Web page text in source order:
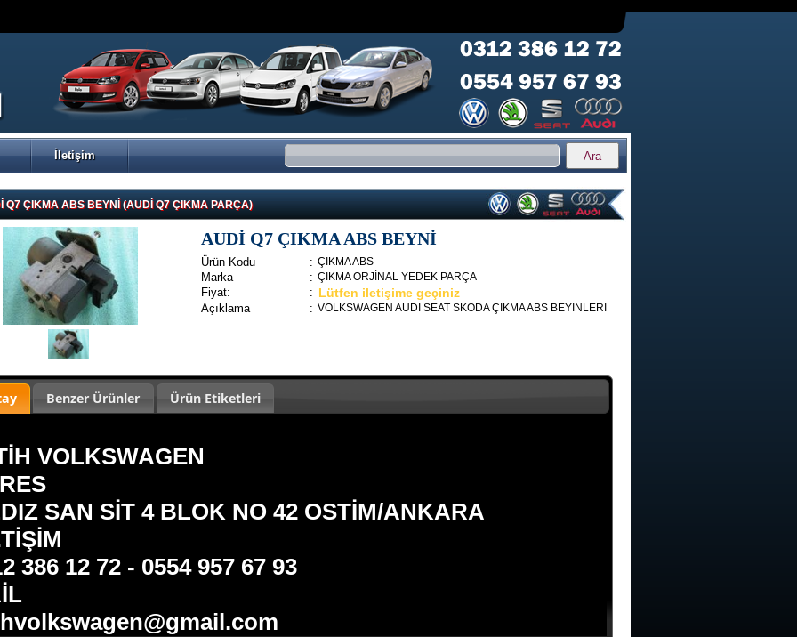
İletişim
Q7 ÇIKMA ABS BEYNİ (AUDİ Q7 ÇIKMA PARÇA)
AUDİ Q7 ÇIKMA ABS BEYNİ
Ürün Kodu : ÇIKMA ABS
Marka : ÇIKMA ORJİNAL YEDEK PARÇA
Fiyat: : Lütfen iletişime geçiniz
Açıklama : VOLKSWAGEN AUDİ SEAT SKODA ÇIKMA ABS BEYİNLERİ
Benzer Ürünler Ürün Etiketleri
VOLKSWAGEN
SAN SİT 4 BLOK NO 42 OSTİM/ANKARA
386 12 72 - 0554 957 67 93